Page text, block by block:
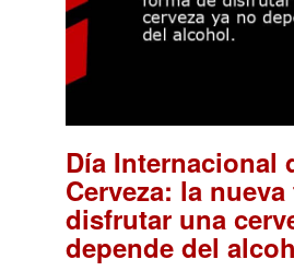
Día Internacional
Cerveza: la
disfrutar una
depende del